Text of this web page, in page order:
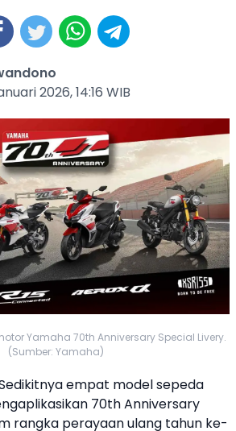
2026, 14:16 WIB
Yamaha 70th Anniversary Special Livery.
(Sumber: Yamaha)
empat modelsepeda
70th Anniversary
rangka perayaan ulang tahun ke-